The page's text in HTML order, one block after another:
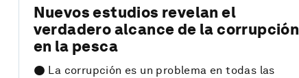
Nuevos estudios revelan el
verdadero alcance de la corrupción
en la pesca
● La corrupción es un problema en todas las